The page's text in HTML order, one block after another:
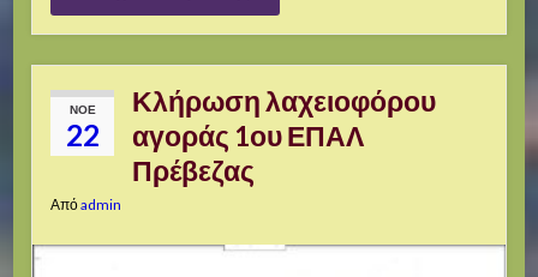
ΝΟΈ
22
Κλήρωση λαχειοφόρου
αγοράς 1ου ΕΠΑΛ
Πρέβεζας
Απόadmin